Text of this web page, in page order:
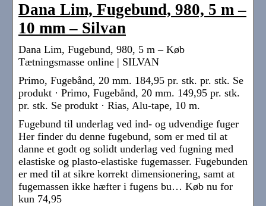
Dana Lim, Fugebund, 980, 5 m –
10 mm – Silvan
Dana Lim, Fugebund, 980, 5 m – Køb
Tætningsmasse online | SILVAN
Primo, Fugebånd, 20 mm. 184,95 pr. stk. pr. stk. Se
produkt · Primo, Fugebånd, 20 mm. 149,95 pr. stk.
pr. stk. Se produkt · Rias, Alu-tape, 10 m.
Fugebund til underlag ved ind- og udvendige fuger
Her finder du denne fugebund, som er med til at
danne et godt og solidt underlag ved fugning med
elastiske og plasto-elastiske fugemasser. Fugebunden
er med til at sikre korrekt dimensionering, samt at
fugemassen ikke hæfter i fugens bu… Køb nu for
kun 74,95